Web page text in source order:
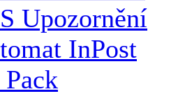
Upozornění
InPost